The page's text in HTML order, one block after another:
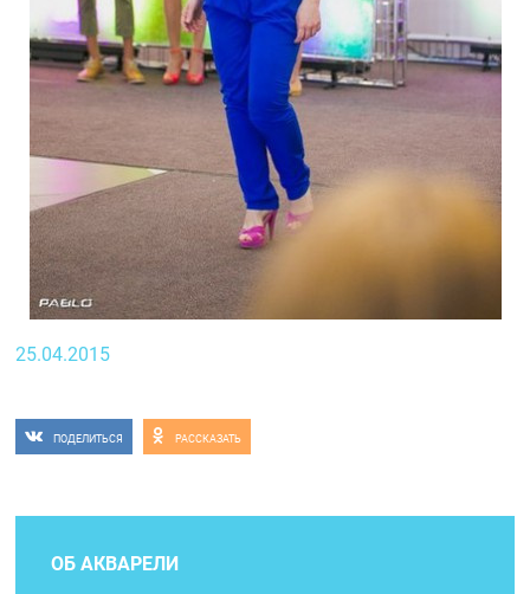
25.04.2015
ПОДЕЛИТЬСЯ РАССКАЗАТЬ
ОБ АКВАРЕЛИ